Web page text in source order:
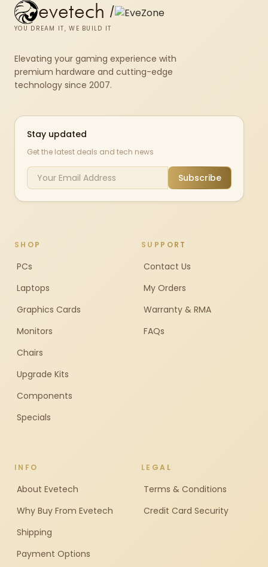
evetech /
YOU DREAM IT, WE BUILD IT
Elevating your gaming experience with
premium hardware and cutting-edge
technology since 2007.
Stay updated
Get the latest deals and tech news
Subscribe
SHOP
PCs
Laptops
Graphics Cards
Monitors
Chairs
Upgrade Kits
Components
Specials
SUPPORT
Contact Us
My Orders
Warranty & RMA
FAQs
INFO
About Evetech
Why Buy From Evetech
Shipping
Payment Options
LEGAL
Terms & Conditions
Credit Card Security